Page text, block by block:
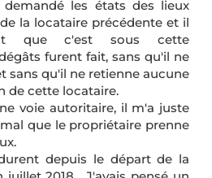
les états des lieux
la locataire précédente et il
que c'est sous cette
furent fait, sans qu'il ne
sans qu'il ne retienne aucune
de cette locataire.
voie autoritaire, il m'a juste
que le propriétaire prenne
depuis le départ de la